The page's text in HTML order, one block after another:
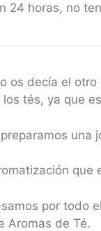
24 horas, no
os decía el
los tés, ya que
una
que
por todo
Aromas de Té.